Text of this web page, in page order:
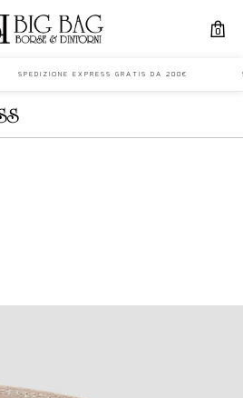
0
SPEDIZIONE EXPRESS GRATIS DA 200€